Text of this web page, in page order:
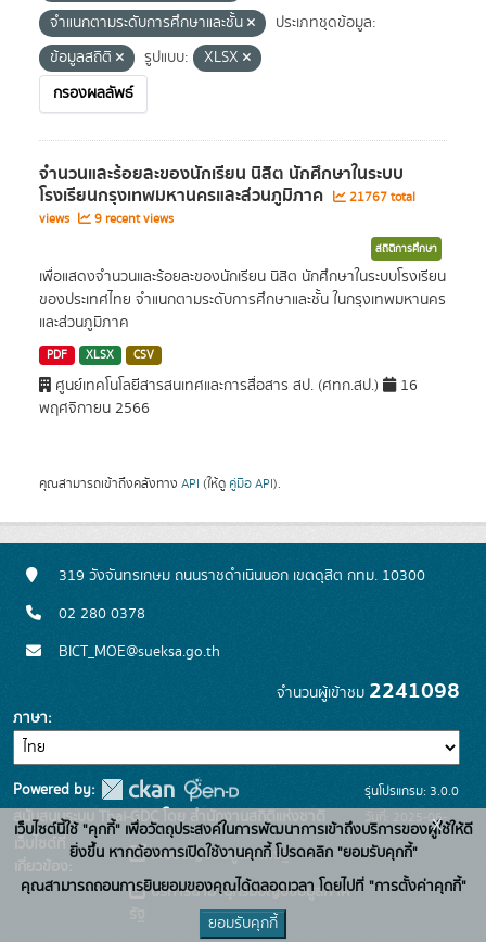
จำแนกตามระดับการศึกษาและชั้น
ประเภทชุดข้อมูล:
ข้อมูลสถิติ
รูปแบบ:
XLSX
กรองผลลัพธ์
จำนวนและร้อยละของนักเรียน นิสิต นักศึกษาในระบบ
โรงเรียนกรุงเทพมหานครและส่วนภูมิภาค
21767 total
views
9 recent views
สถิติการศึกษา
เพื่อแสดงจำนวนและร้อยละของนักเรียน นิสิต นักศึกษาในระบบโรงเรียน
ของประเทศไทย จำแนกตามระดับการศึกษาและชั้น ในกรุงเทพมหานคร
และส่วนภูมิภาค
PDF XLSX CSV
ศูนย์เทคโนโลยีสารสนเทศและการสื่อสาร สป. (ศทก.สป.)
16
พฤศจิกายน 2566
คุณสามารถเข้าถึงคลังทาง API (ให้ดู คู่มือ API).
319 วังจันทรเกษม ถนนราชดำเนินนอก เขตดุสิต กทม. 10300
02 280 0378
BICT_MOE@sueksa.go.th
จำนวนผู้เข้าชม 2241098
ภาษา
Powered by:
สนับสนุนระบบ Thai-GDC โดย สำนักงานสถิติแห่งชาติ
เว็บไซต์ที่
เกี่ยวข้อง:
ระบบบัญชีข้อมูลภาครัฐ
บริการนามานุกรมบัญชีข้อมูลภาค
รุ่นโปรแกรม: 3.0.0
วันที่: 2025-06-
26
เว็บไซต์นี้ใช้ "คุกกี้" เพื่อวัตถุประสงค์ในการพัฒนาการเข้าถึงบริการของผู้ใช้ให้ดี
ยิ่งขึ้น หากต้องการเปิดใช้งานคุกกี้ โปรดคลิก "ยอมรับคุกกี้"
คุณสามารถถอนการยินยอมของคุณได้ตลอดเวลา โดยไปที่ "การตั้งค่าคุกกี้"
ยอมรับคุกกี้
x